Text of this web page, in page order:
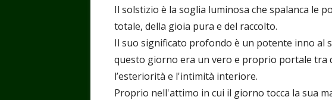
Il solstizio è la soglia luminosa che spalanca le
totale, della gioia pura e del raccolto.
Il suo significato profondo è un potente inno al
questo giorno era un vero e proprio portale tra
l’esteriorità e l'intimità interiore.
Proprio nell'attimo in cui il giorno tocca la sua